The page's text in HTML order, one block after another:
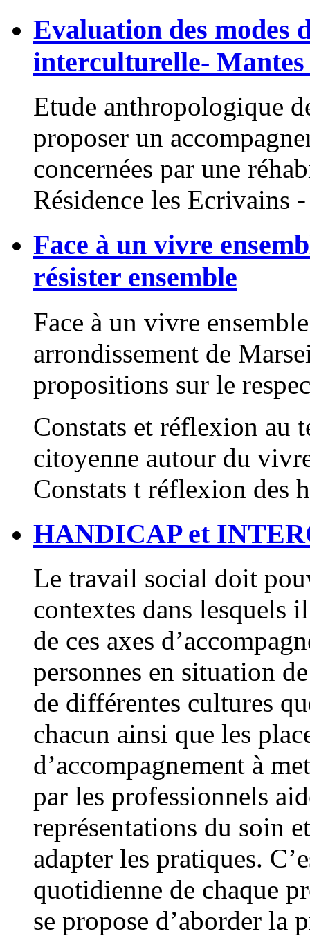
Evaluation des modes
interculturelle-
Etude anthropologique
proposer un
concernées par une
Résidence les Ecrivains
Face à un vivre
résister ensemble
Face à un vivre
arrondissement de
propositions sur le
Constats et réflexion au
citoyenne autour du
Constats t réflexion des
HANDICAP et
Le travail social doit
contextes dans lesquels
de ces axes
personnes en situation
de différentes cultures
chacun ainsi que les
d’accompagnement à
par les professionnels
représentations du soin
adapter les pratiques.
quotidienne de chaque
se propose d’aborder la